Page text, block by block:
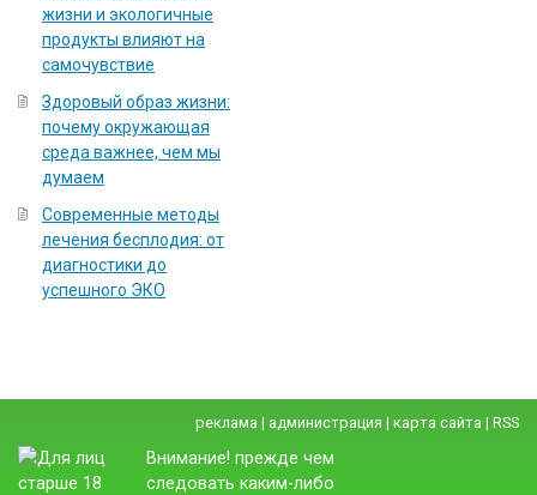
жизни и экологичные
продукты влияют на
самочувствие
Здоровый образ жизни:
почему окружающая
среда важнее, чем мы
думаем
Современные методы
лечения бесплодия: от
диагностики до
успешного ЭКО
реклама | администрация | карта сайта | RSS
Внимание! прежде чем
следовать каким-либо